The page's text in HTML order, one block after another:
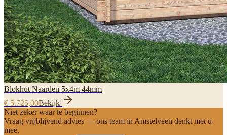
Blokhut Naarden 5x4m 44mm
€ 5.725,00Bekijk
Niet zeker waar te beginnen?
Vraag vrijblijvend advies — ons team in Amstelveen denkt met u
mee.